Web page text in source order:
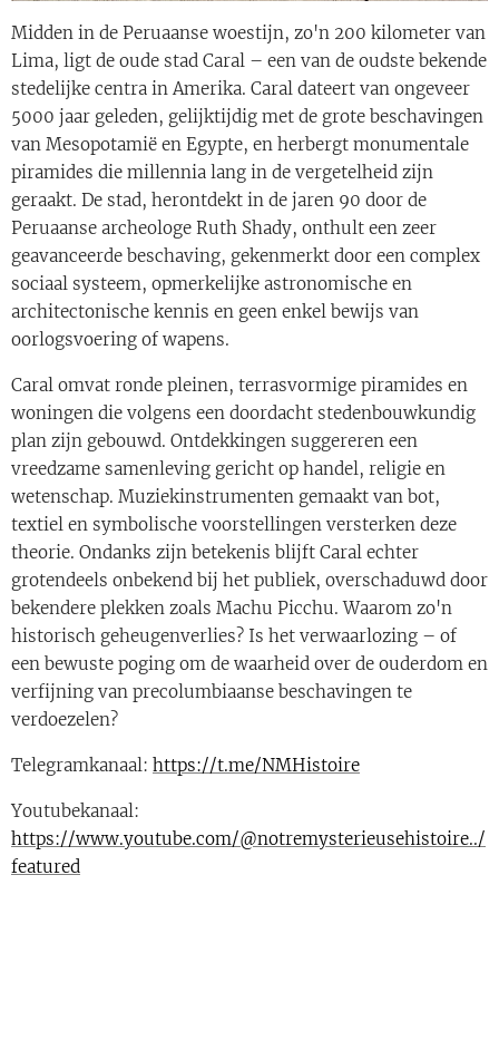
Midden in de Peruaanse woestijn, zo'n 200 kilometer van
Lima, ligt de oude stad Caral – een van de oudste bekende
stedelijke centra in Amerika. Caral dateert van ongeveer
5000 jaar geleden, gelijktijdig met de grote beschavingen
van Mesopotamië en Egypte, en herbergt monumentale
piramides die millennia lang in de vergetelheid zijn
geraakt. De stad, herontdekt in de jaren 90 door de
Peruaanse archeologe Ruth Shady, onthult een zeer
geavanceerde beschaving, gekenmerkt door een complex
sociaal systeem, opmerkelijke astronomische en
architectonische kennis en geen enkel bewijs van
oorlogsvoering of wapens.
Caral omvat ronde pleinen, terrasvormige piramides en
woningen die volgens een doordacht stedenbouwkundig
plan zijn gebouwd. Ontdekkingen suggereren een
vreedzame samenleving gericht op handel, religie en
wetenschap. Muziekinstrumenten gemaakt van bot,
textiel en symbolische voorstellingen versterken deze
theorie. Ondanks zijn betekenis blijft Caral echter
grotendeels onbekend bij het publiek, overschaduwd door
bekendere plekken zoals Machu Picchu. Waarom zo'n
historisch geheugenverlies? Is het verwaarlozing – of
een bewuste poging om de waarheid over de ouderdom en
verfijning van precolumbiaanse beschavingen te
verdoezelen?
Telegramkanaal: https://t.me/NMHistoire
Youtubekanaal:
https://www.youtube.com/@notremysterieusehistoire../
featured